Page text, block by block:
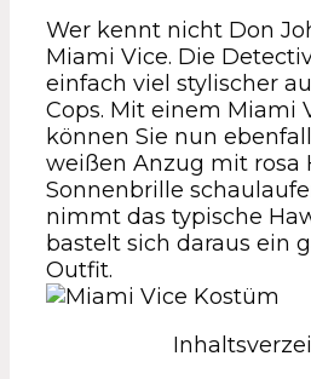
Wer kennt nicht Don
Miami Vice. Die
einfach viel stylischer
Cops. Mit einem Miami
können Sie nun
weißen Anzug mit rosa
Sonnenbrille
nimmt das typische
bastelt sich daraus ein
Outfit.